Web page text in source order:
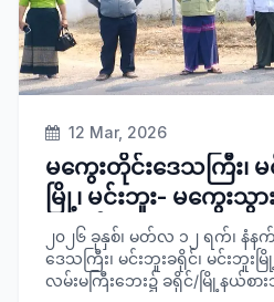
12 Mar, 2026
မကွေးတိုင်းဒေသကြီး၊ မ
မြို့၊ မင်းဘူး- မကွေးသွ
ဘေး၌ ကမ္ဘာ့စားသုံးသူ
နေ့အထိမ်းအမှတ်အဖြစ်
ခြင်းနှင့် ပြည်သူများ
၂၀၂၆ ခုနှစ်၊ မတ်လ ၁၂ ရက်၊ နံန
ဒေသကြီး၊ မင်းဘူးခရိုင်၊ မင်းဘူး
လမ်းမကြီးဘေး၌ ခရိုင်/မြို့နယ်စား